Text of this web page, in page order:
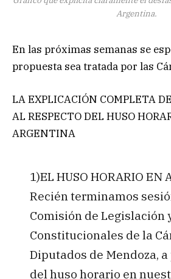
Argentina.
En las próximas semanas se
propuesta sea tratada por las
LA EXPLICACIÓN COMPLETA
AL RESPECTO DEL HUSO
ARGENTINA
1)EL HUSO HORARIO EN
Recién terminamos
Comisión de Legislación
Constitucionales de la
Diputados de Mendoza,
del huso horario en